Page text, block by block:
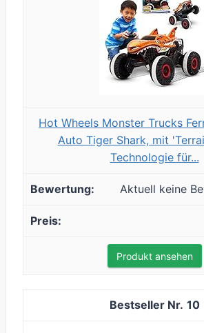
Hot Wheels Monster Trucks
Auto Tiger Shark, mit
Technologie für...
Aktuell keine
Produkt ansehen
10